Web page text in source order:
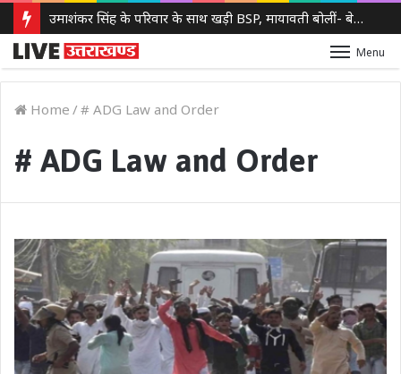
उमाशंकर सिंह के परिवार के साथ खड़ी BSP, मायावती बोलीं- बेटे को देंगे आगे बढ़ने का मौका
Menu
Home /# ADG Law and Order
# ADG Law and Order